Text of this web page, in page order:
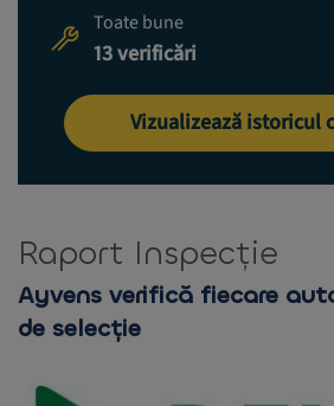
Toate bune
13 verificări
Vizualizează istoricul
Raport Inspecție
Ayvens verifică fiecare
de selecție